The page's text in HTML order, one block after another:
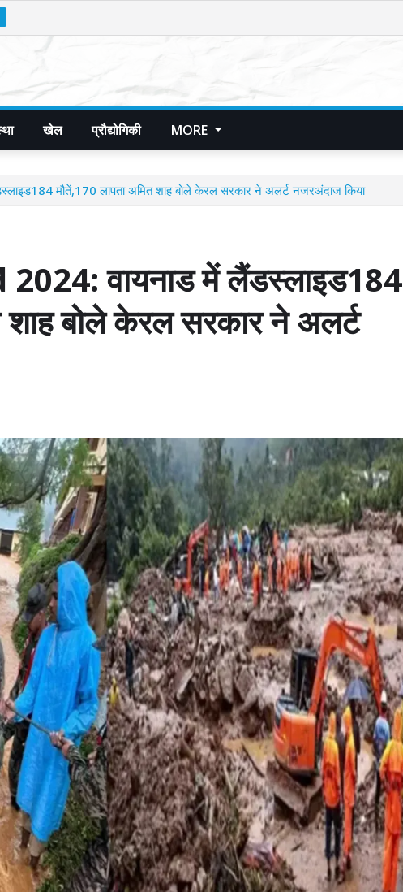
खेल प्रौद्योगिकी MORE
मौतें,170 लापता अमित शाह बोले केरल सरकार ने अलर्ट नजरअंदाज किया
वायनाड में लैंडस्लाइड184
बोले केरल सरकार ने अलर्ट